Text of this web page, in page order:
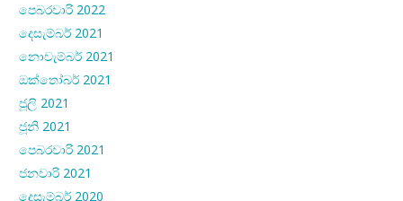
පෙබරවාරි 2022
දෙසැම්බර් 2021
නොවැම්බර් 2021
ඔක්තෝබර් 2021
ජූලි 2021
ජූනි 2021
පෙබරවාරි 2021
ජනවාරි 2021
දෙසැම්බර් 2020